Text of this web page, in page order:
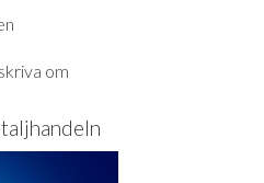
om